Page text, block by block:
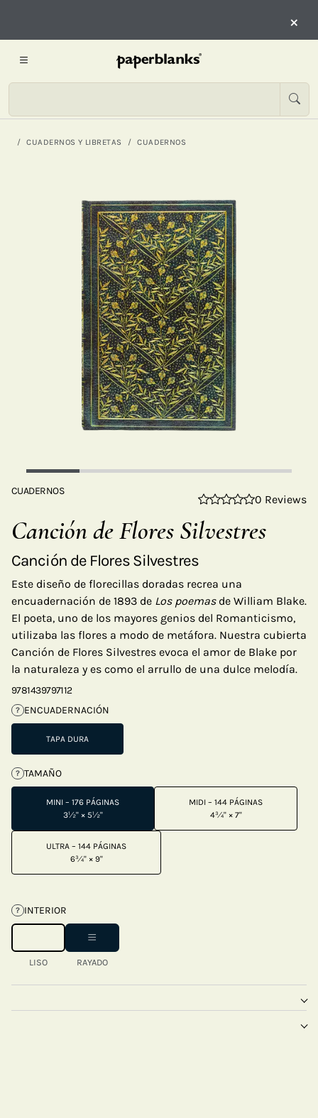
×
CUADERNOS Y LIBRETAS CUADERNOS
CUADERNOS
0 Reviews
Canción de Flores Silvestres
Canción de Flores Silvestres
Este diseño de florecillas doradas recrea una
encuadernación de 1893 de Los poemasde William Blake.
El poeta, uno de los mayores genios del Romanticismo,
utilizaba las flores a modo de metáfora. Nuestra cubierta
Canción de Flores Silvestres evoca el amor de Blake por
la naturaleza y es como el arrullo de una dulce melodía.
9781439797112
? ENCUADERNACIÓN
TAPA DURA
? TAMAÑO
MINI – 176 PÁGINAS
3½" × 5½"
MIDI – 144 PÁGINAS
4¾" × 7"
ULTRA – 144 PÁGINAS
6¾" × 9"
? INTERIOR
LISO RAYADO